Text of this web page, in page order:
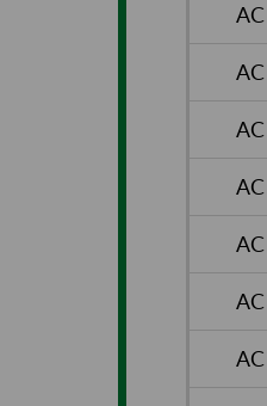
AC
AC
AC
AC
AC
AC
AC